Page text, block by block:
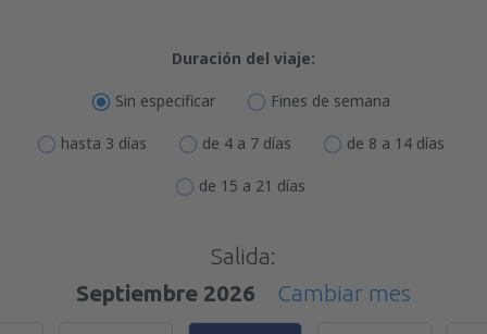
Duración del viaje:
Sin especificar Fines de semana
hasta 3 días de 4 a 7 días de 8 a 14 días
de 15 a 21 días
Salida:
Septiembre 2026
Cambiar mes